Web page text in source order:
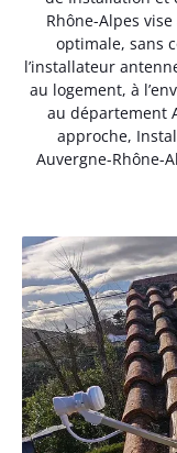
Rhône-Alpes
optimale, sans
l’installateur
au logement, à
au département
approche,
Auvergne-Rhône-